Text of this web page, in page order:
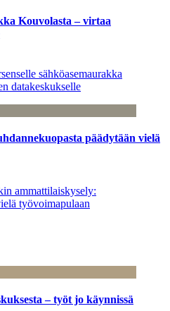
Kouvolasta – virtaa
sähköasemaurakka
datakeskukselle
päädytään vielä
ammattilaiskysely:
työvoimapulaan
– työt jo käynnissä